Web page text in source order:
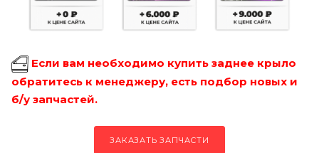
Если вам необходимо купить заднее крыло
обратитесь к менеджеру, есть подбор новых и
б/у запчастей.
ЗАКАЗАТЬ ЗАПЧАСТИ